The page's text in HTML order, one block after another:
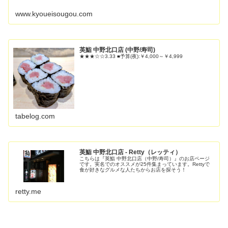
www.kyoueisougou.com
英鮨 中野北口店 (中野/寿司)
★★★☆☆3.33 ■予算(夜):￥4,000～￥4,999
tabelog.com
英鮨 中野北口店 - Retty（レッティ）
こちらは『英鮨 中野北口店（中野/寿司）』のお店ページ
です。実名でのオススメが25件集まっています。Rettyで
食が好きなグルメな人たちからお店を探そう！
retty.me